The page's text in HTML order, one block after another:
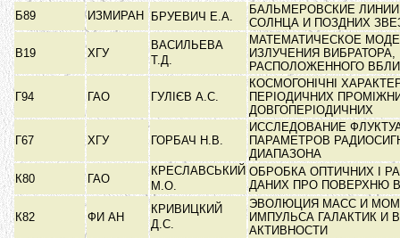
Б89
ИЗМИРАН БРУЕВИЧ Е.А.
БАЛЬМЕРОВСКИЕ
СОЛНЦА И ПОЗДНИХ
В19 ХГУ
ВАСИЛЬЕВА
Т.Д.
МАТЕМАТИЧЕСКОЕ
ИЗЛУЧЕНИЯ ВИБРАТОРА,
РАСПОЛОЖЕННОГО
Г94 ГАО ГУЛІЄВ А.С.
КОСМОГОНІЧНІ
ПЕРІОДИЧНИХ
ДОВГОПЕРІОДИЧНИХ
Г67 ХГУ ГОРБАЧ Н.В.
ИССЛЕДОВАНИЕ
ПАРАМЕТРОВ
ДИАПАЗОНА
К80
ГАО
КРЕСЛАВСЬКИЙ
М.О.
ОБРОБКА ОПТИЧНИХ І
ДАНИХ ПРО ПОВЕРХНЮ
К82 ФИ АН
КРИВИЦКИЙ
Д.С.
ЭВОЛЮЦИЯ МАСС И
ИМПУЛЬСА ГАЛАКТИК И
АКТИВНОСТИ